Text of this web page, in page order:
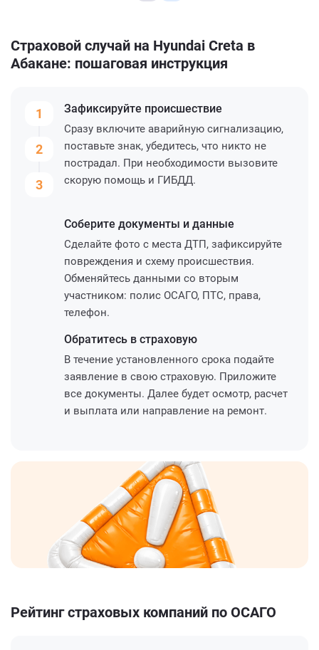
Страховой случай на Hyundai Creta в
Абакане: пошаговая инструкция
1
2
3
Зафиксируйте происшествие
Сразу включите аварийную сигнализацию,
поставьте знак, убедитесь, что никто не
пострадал. При необходимости вызовите
скорую помощь и ГИБДД.
Соберите документы и данные
Сделайте фото с места ДТП, зафиксируйте
повреждения и схему происшествия.
Обменяйтесь данными со вторым
участником: полис ОСАГО, ПТС, права,
телефон.
Обратитесь в страховую
В течение установленного срока подайте
заявление в свою страховую. Приложите
все документы. Далее будет осмотр, расчет
и выплата или направление на ремонт.
Рейтинг страховых компаний по ОСАГО